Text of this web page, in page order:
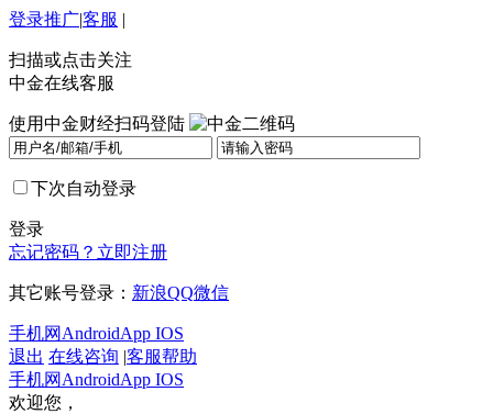
登录推广|客服 |
扫描或点击关注
中金在线客服
使用中金财经扫码登陆
下次自动登录
登录
忘记密码？ 立即注册
其它账号登录： 新浪QQ微信
手机网 AndroidApp IOS
退出 在线咨询 |客服帮助
手机网 AndroidApp IOS
欢迎您，